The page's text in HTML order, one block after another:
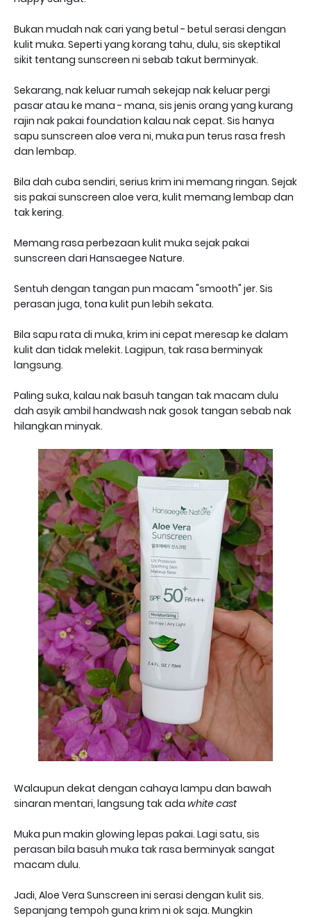
Bukan mudah nak cari yang betul - betul serasi dengan
kulit muka. Seperti yang korang tahu, dulu, sis skeptikal
sikit tentang sunscreen ni sebab takut berminyak.
Sekarang, nak keluar rumah sekejap nak keluar pergi
pasar atau ke mana - mana, sis jenis orang yang kurang
rajin nak pakai foundation kalau nak cepat. Sis hanya
sapu sunscreen aloe vera ni, muka pun terus rasa fresh
dan lembap.
Bila dah cuba sendiri, serius krim ini memang ringan. Sejak
sis pakai sunscreen aloe vera, kulit memang lembap dan
tak kering.
Memang rasa perbezaan kulit muka sejak pakai
sunscreen dari Hansaegee Nature.
Sentuh dengan tangan pun macam "smooth" jer. Sis
perasan juga, tona kulit pun lebih sekata.
Bila sapu rata di muka, krim ini cepat meresap ke dalam
kulit dan tidak melekit. Lagipun, tak rasa berminyak
langsung.
Paling suka, kalau nak basuh tangan tak macam dulu
dah asyik ambil handwash nak gosok tangan sebab nak
hilangkan minyak.
Walaupun dekat dengan cahaya lampu dan bawah
sinaran mentari, langsung tak ada white cast
Muka pun makin glowing lepas pakai. Lagi satu, sis
perasan bila basuh muka tak rasa berminyak sangat
macam dulu.
Jadi, Aloe Vera Sunscreen ini serasi dengan kulit sis.
Sepanjang tempoh guna krim ni ok saja. Mungkin